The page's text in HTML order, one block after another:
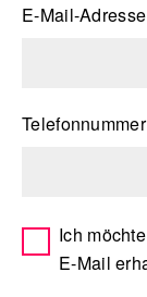
E-Mail-Adresse
Telefonnummer
Ich
E-Mail